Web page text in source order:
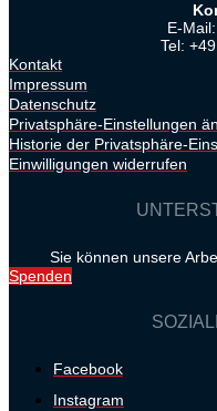
E-Mail:
Tel:
Kontakt
Impressum
Datenschutz
Privatsphäre-Einstellungen
Historie der Privatsphäre-
Einwilligungen widerrufen
Sie können unsere
Spenden
Facebook
Instagram